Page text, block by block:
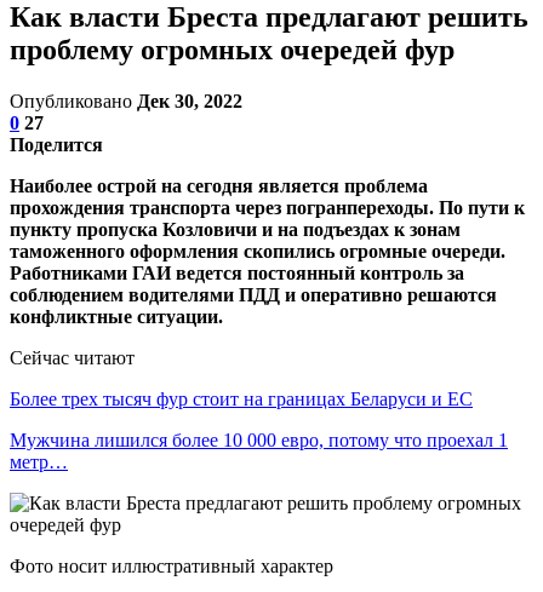
Как власти Бреста предлагают решить
проблему огромных очередей фур
Опубликовано Дек 30, 2022
0 27
Поделится
Наиболее острой на сегодня является проблема
прохождения транспорта через погранпереходы. По пути к
пункту пропуска Козловичи и на подъездах к зонам
таможенного оформления скопились огромные очереди.
Работниками ГАИ ведется постоянный контроль за
соблюдением водителями ПДД и оперативно решаются
конфликтные ситуации.
Сейчас читают
Более трех тысяч фур стоит на границах Беларуси и ЕС
Мужчина лишился более 10 000 евро, потому что проехал 1
метр…
Фото носит иллюстративный характер